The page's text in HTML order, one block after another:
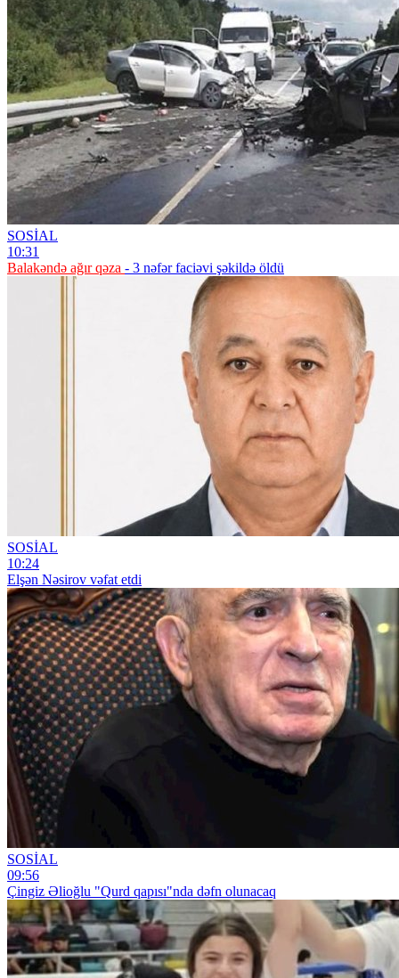
SOSİAL
10:31
Balakəndə ağır qəza - 3 nəfər faciəvi şəkildə öldü
SOSİAL
10:24
Elşən Nəsirov vəfat etdi
SOSİAL
09:56
Çingiz Əlioğlu "Qurd qapısı"nda dəfn olunacaq